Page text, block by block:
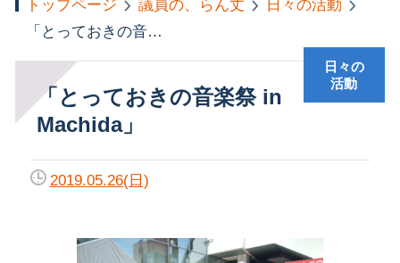
トップページ 議員の、らん丈
日々の活動
「とっておきの音楽祭 in Machida」
「とっておきの音楽祭 in
Machida」
日々の
活動
2019.05.26(日)